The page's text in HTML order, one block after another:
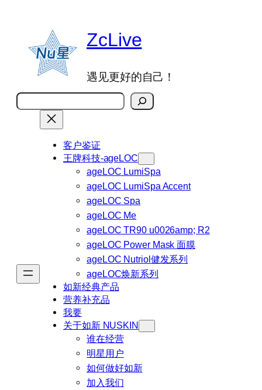
ZcLive
遇见更好的自己！
搜
索
客户鉴证
王牌科技-ageLOC
ageLOC LumiSpa
ageLOC LumiSpa Accent
ageLOC Spa
ageLOC Me
ageLOC TR90 u0026amp; R2
ageLOC Power Mask 面膜
ageLOC Nutriol健发系列
ageLOC焕新系列
如新经典产品
营养补充品
我要
关于如新 NUSKIN
谁在经营
明星用户
如何做好如新
加入我们